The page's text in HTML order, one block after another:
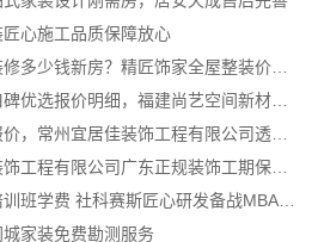
心施工品质保障放心
广州市区家装装修多少钱新房？精匠饰家全屋整装价格明
全包家庭装修口碑优选报价明细，福建尚艺空间新材料科技报价透明
天宁家庭装修报价，常州宜居佳装饰工程有限公司透明无增项
广东鼎饰空间装饰工程有限公司广东正规装饰工期保障服务
大连mba报考培训班学费 社科赛斯匠心研发备战MBA考研
家装免费勘测服务